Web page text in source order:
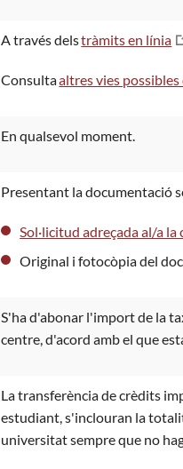
A través delstràmits en línia
Consultaaltres vies
En qualsevol moment.
Presentant la documentació
Sol·licitud adreçada al/a
Original i fotocòpia del
S'ha d'abonar l'import de la
centre, d'acord amb el que
La transferència de crèdits
estudiant, s'inclouran la
universitat sempre que no